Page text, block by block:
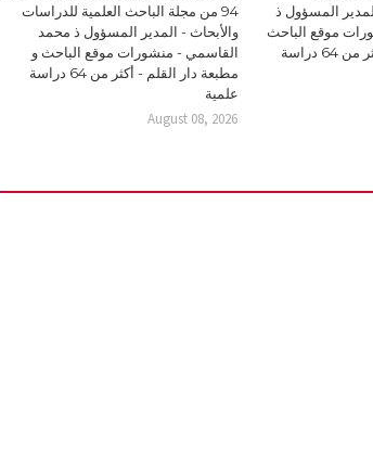
المسؤول ذ
موقع الباحث
و مطبعة دار القلم - أكثر من 64 دراسة
94 من مجلة الباحث العلمية للدراسات
والأبحاث - المدير المسؤول ذ محمد
القاسمي - منشورات موقع الباحث و
مطبعة دار القلم - أكثر من 64 دراسة
علمية
August 08, 2026